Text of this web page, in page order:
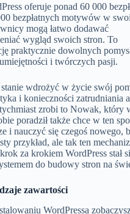
oferuje ponad 60 000
bezpłatnych motywów w
mogą łatwo dodawać
wygląd swoich stron. To
praktycznie dowolnych
i twórczych pasji.
wdrożyć w życie swój
i konieczności zatrudniania
zrobi to Nowak, który
poradził także chce w ten
i nauczyć się czegoś nowego,
przykład, ale tak ten
za krokiem WordPress stał
do budowy stron na
zawartości
WordPressa